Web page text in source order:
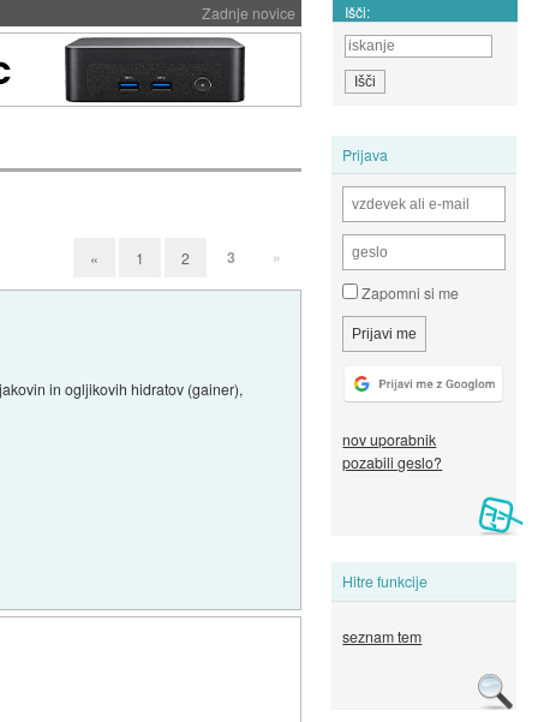
Zadnje novice Išči:
Prijava
Zapomni si me
nov uporabnik
pozabili geslo?
Hitre funkcije
seznam tem
« 1 2 3 »
in ogljikovih hidratov (gainer),